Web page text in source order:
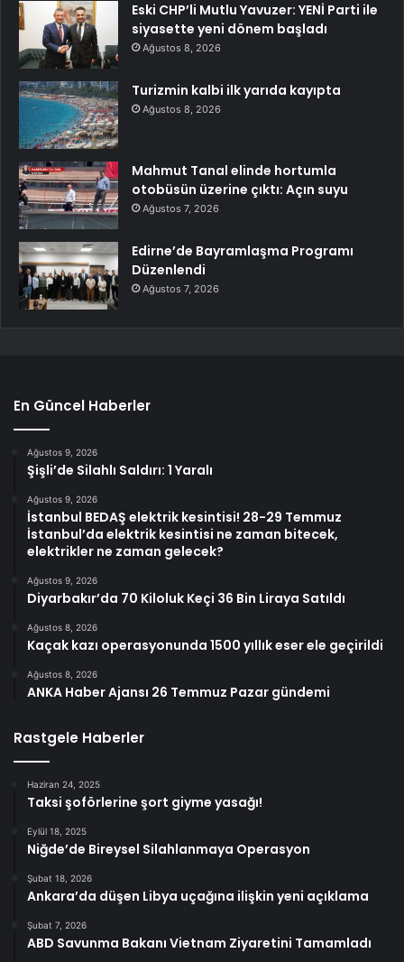
Eski CHP’li Mutlu Yavuzer: YENİ Parti ile
siyasette yeni dönem başladı
Ağustos 8, 2026
Turizmin kalbi ilk yarıda kayıpta
Ağustos 8, 2026
Mahmut Tanal elinde hortumla
otobüsün üzerine çıktı: Açın suyu
Ağustos 7, 2026
Edirne’de Bayramlaşma Programı
Düzenlendi
Ağustos 7, 2026
En Güncel Haberler
Ağustos 9, 2026
Şişli’de Silahlı Saldırı: 1 Yaralı
Ağustos 9, 2026
İstanbul BEDAŞ elektrik kesintisi! 28-29 Temmuz
İstanbul’da elektrik kesintisi ne zaman bitecek,
elektrikler ne zaman gelecek?
Ağustos 9, 2026
Diyarbakır’da 70 Kiloluk Keçi 36 Bin Liraya Satıldı
Ağustos 8, 2026
Kaçak kazı operasyonunda 1500 yıllık eser ele geçirildi
Ağustos 8, 2026
ANKA Haber Ajansı 26 Temmuz Pazar gündemi
Rastgele Haberler
Haziran 24, 2025
Taksi şoförlerine şort giyme yasağı!
Eylül 18, 2025
Niğde’de Bireysel Silahlanmaya Operasyon
Şubat 18, 2026
Ankara’da düşen Libya uçağına ilişkin yeni açıklama
Şubat 7, 2026
ABD Savunma Bakanı Vietnam Ziyaretini Tamamladı